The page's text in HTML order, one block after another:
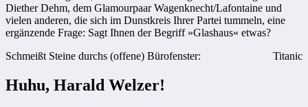
Diether Dehm, dem Glamourpaar Wagenknecht/Lafontaine und
vielen anderen, die sich im Dunstkreis Ihrer Partei tummeln, eine
ergänzende Frage: Sagt Ihnen der Begriff »Glashaus« etwas?
Schmeißt Steine durchs (offene) Bürofenster:
Titanic
Huhu, Harald Welzer!